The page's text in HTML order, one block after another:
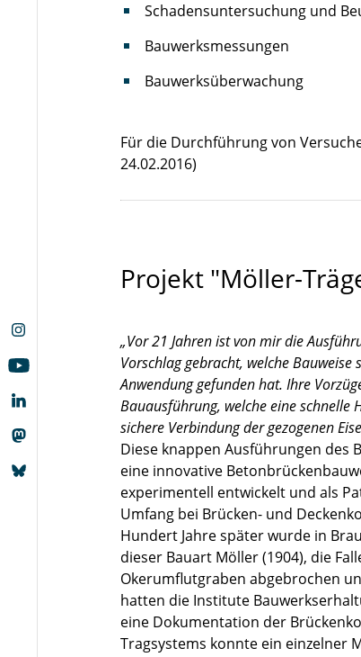
Schadensuntersuchung und
Bauwerksmessungen
Bauwerksüberwachung
Für die Durchführung von
24.02.2016)
Projekt "Möller-
„Vor 21 Jahren ist von mir die
Vorschlag gebracht, welche
Anwendung gefunden hat. Ihre
Bauausführung, welche eine schnelle
sichere Verbindung der gezogenen
Diese knappen Ausführungen des
eine innovative
experimentell entwickelt und als
Umfang bei Brücken- und
Hundert Jahre später wurde in
dieser Bauart Möller (1904), die
Okerumflutgraben abgebrochen
hatten die Institute
eine Dokumentation der
Tragsystems konnte ein einzelner